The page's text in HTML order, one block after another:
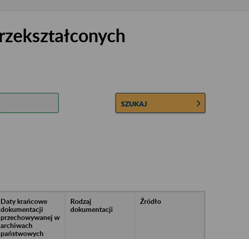
SZUKAJ
Daty krańcowe
dokumentacji
przechowywanej w
archiwach
państwowych
Rodzaj
dokumentacji
Źródło